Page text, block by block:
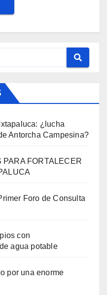
¿lucha
Antorcha Campesina?
PARA FORTALECER
Foro de Consulta
con
agua potable
por una enorme